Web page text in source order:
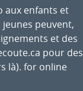
aux enfants et
peuvent,
et des
pour des
là). for online